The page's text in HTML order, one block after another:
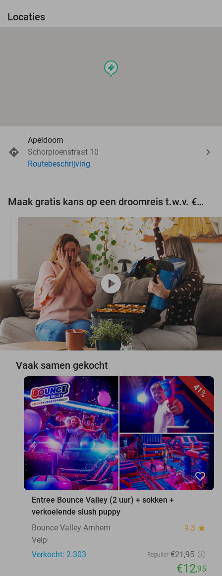
Locaties
events
Apeldoorn
Schorpioenstraat 10
Routebeschrijving
Maak gratis kans op een droomreis t.w.v. €3.000!
play_circle
Vaak samen gekocht
41%
favorite_border
Entree Bounce Valley (2 uur) + sokken +
verkoelende slush puppy
Bounce Valley Arnhem
9.3 star
Velp
Verkocht: 2.303
Regulier €21,95
€12,95